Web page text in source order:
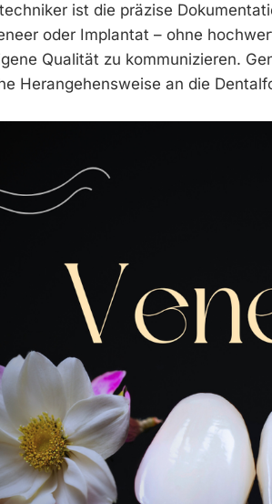
ist die präzise
oder Implantat – ohne
Qualität zu kommunizieren.
Herangehensweise an die